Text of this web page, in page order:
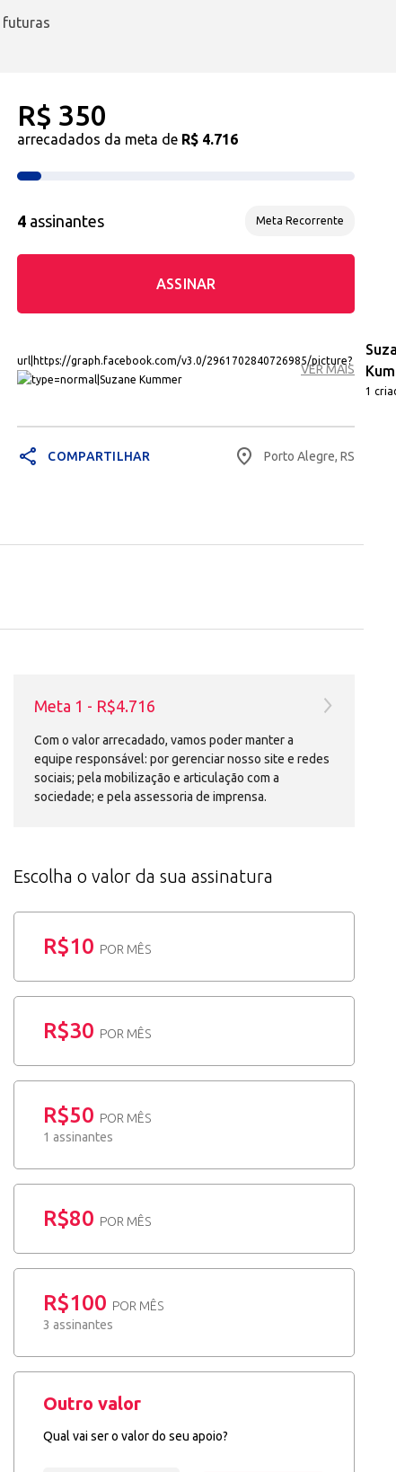
futuras
R$ 350
arrecadados da meta de R$ 4.716
4 assinantes Meta Recorrente
ASSINAR
1
VER MAIS
share COMPARTILHAR place Porto Alegre, RS
Meta 1 - R$4.716
Com o valor arrecadado, vamos poder manter a
equipe responsável: por gerenciar nosso site e redes
sociais; pela mobilização e articulação com a
sociedade; e pela assessoria de imprensa.
Escolha o valor da sua assinatura
R$10 POR MÊS
R$30 POR MÊS
R$50 POR MÊS
1 assinantes
R$80 POR MÊS
R$100 POR MÊS
3 assinantes
Outro valor
Qual vai ser o valor do seu apoio?